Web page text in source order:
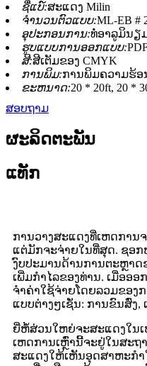
ຊື່ແບ໌:ສະແດງ Milin
ຈໍານວນຕົວແບບ:ML-EB #
ອຸປະກອນການ:ທໍ່ອາລູມິນຽ
ຮູບແບບການອອກແບບ:
ສີ:ສີເຕັມຂອງ CMYK
ການພິມ:ການພິມຄວາມຮ້ອ
ຂະຫນາດ:20 * 20ft, 20 *
ສອບຖາມ
ຜະລິດຕະພັນ
ແທັກ
ການວາງສະແດງທີ່ເຫດການ
ແຕ່ມັກຈະຈ່າຍໃນທີ່ສຸດ. ຊອ
ງົບປະມານດ້ານການຕະຫຼາ
ເພີ່ມກໍາໄລຂອງທ່ານ. ເມື່ອອ
ຈໍາຄ່າໃຊ້ຈ່າຍໂດຍລວມຂອງ
ແບບຕ່າງໆເຊັ່ນ: ການຂົນສົ່ງ,
ຍີ່ຫໍ້ສ່ວນໃຫຍ່ຈະສະແດງໃນ
ເຫດການເຫຼົ່ານີ້ຈະຢູ່ໃນສະ
ສະແດງໃຫ້ເຫັນອຸດສາຫະກໍ